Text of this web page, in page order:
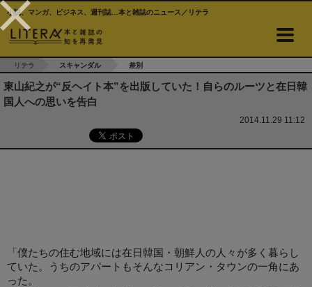
小説、マンガ、ビジネス、週刊誌…本と雑誌のニュース／リテラ
リテラ スキャンダル 差別
東山紀之が“反ヘイト本”を出版していた！自らのルーツと在日韓
国人への思いを告白
2014.11.29 11:12
「僕たちの住む地域には在日韓国・朝鮮人の人々が多く暮らし
ていた。うちのアパートもそんなコリアン・タウンの一角にあ
った。